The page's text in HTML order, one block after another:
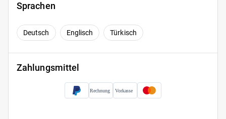
Sprachen
Deutsch Englisch Türkisch
Zahlungsmittel